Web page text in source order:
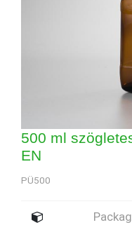
500 ml
EN
PÜ500